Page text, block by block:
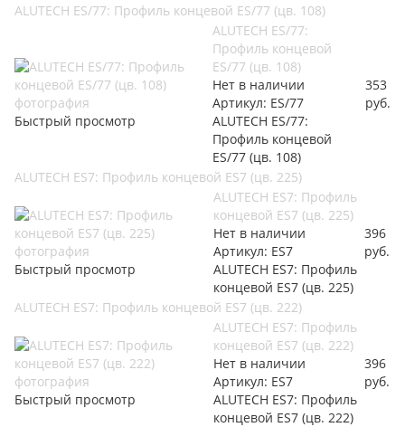
ALUTECH ES/77: Профиль концевой ES/77 (цв. 108)
Быстрый просмотр
ALUTECH ES/77:
Профиль концевой
ES/77 (цв. 108)
Нет в наличии
Артикул: ES/77
ALUTECH ES/77:
Профиль концевой
ES/77 (цв. 108)
353
руб.
ALUTECH ES7: Профиль концевой ES7 (цв. 225)
Быстрый просмотр
ALUTECH ES7: Профиль
концевой ES7 (цв. 225)
Нет в наличии
Артикул: ES7
ALUTECH ES7: Профиль
концевой ES7 (цв. 225)
396
руб.
ALUTECH ES7: Профиль концевой ES7 (цв. 222)
Быстрый просмотр
ALUTECH ES7: Профиль
концевой ES7 (цв. 222)
Нет в наличии
Артикул: ES7
ALUTECH ES7: Профиль
концевой ES7 (цв. 222)
396
руб.